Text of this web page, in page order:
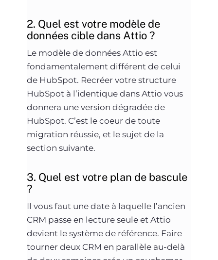
2. Quel est votre modèle de
données cible dans Attio ?
Le modèle de données Attio est
fondamentalement différent de celui
de HubSpot. Recréer votre structure
HubSpot à l’identique dans Attio vous
donnera une version dégradée de
HubSpot. C’est le coeur de toute
migration réussie, et le sujet de la
section suivante.
3. Quel est votre plan de bascule
?
Il vous faut une date à laquelle l’ancien
CRM passe en lecture seule et Attio
devient le système de référence. Faire
tourner deux CRM en parallèle au-delà